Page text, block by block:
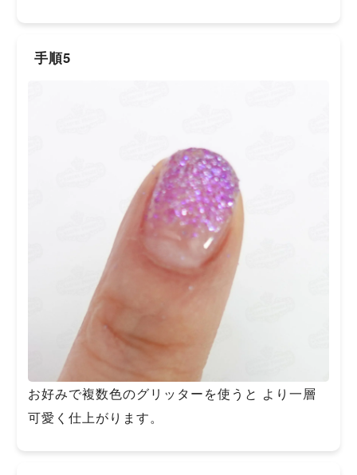
手順5
お好みで複数色のグリッターを使うと より一層
可愛く仕上がります。